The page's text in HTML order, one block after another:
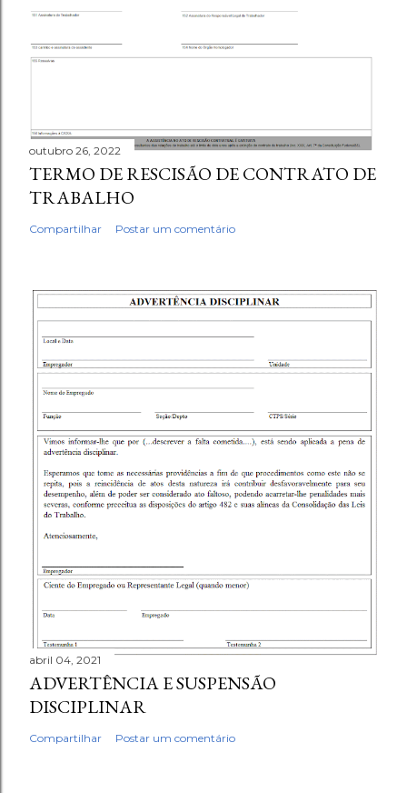
outubro 26, 2022
TERMO DE RESCISÃO DE CONTRATO DE
TRABALHO
Compartilhar Postar um comentário
abril 04, 2021
ADVERTÊNCIA E SUSPENSÃO
DISCIPLINAR
Compartilhar Postar um comentário